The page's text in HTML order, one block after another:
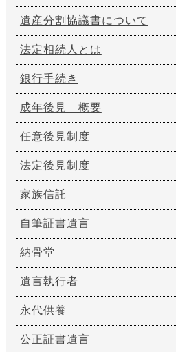
遺産分割協議書について
法定相続人とは
銀行手続き
成年後見 概要
任意後見制度
法定後見制度
家族信託
自筆証書遺言
納骨堂
遺言執行者
永代供養
公正証書遺言